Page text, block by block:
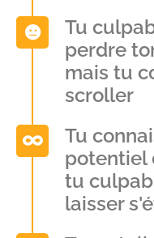
Tu
perdre
mais tu
scroller
Tu
potentiel
tu
laisser